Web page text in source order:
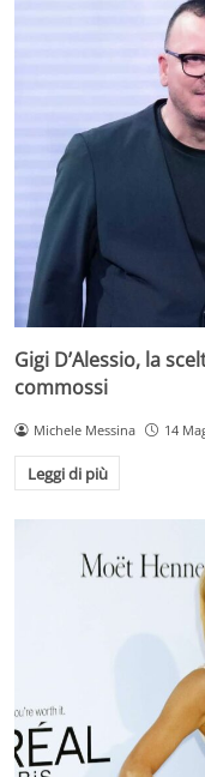
Gigi D’Alessio, la
commossi
Michele Messina 14
Leggi di più